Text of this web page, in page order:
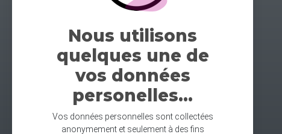
Nous utilisons
quelques une de
vos données
personelles...
Vos données personnelles sont collectées
anonymement et seulement à des fins